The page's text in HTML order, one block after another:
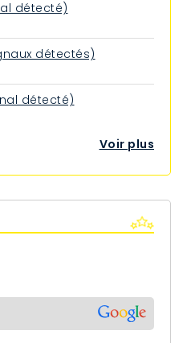
détecté)
détectés)
détecté)
Voir plus